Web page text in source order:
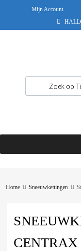
Mijn Account
Home Sneeuwkettingen
CENTRAX